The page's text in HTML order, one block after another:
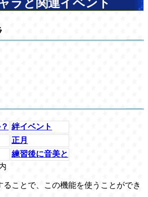
ラと関連イベント
絆イベント
正月
練習後に音美と
ることで、この機能を使うことができ